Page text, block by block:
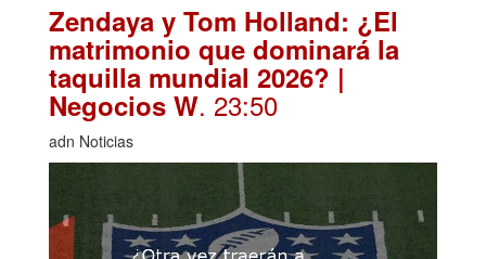
Zendaya y Tom Holland: ¿El
matrimonio que dominará la
taquilla mundial 2026? |
Negocios W. 23:50
adn Noticias